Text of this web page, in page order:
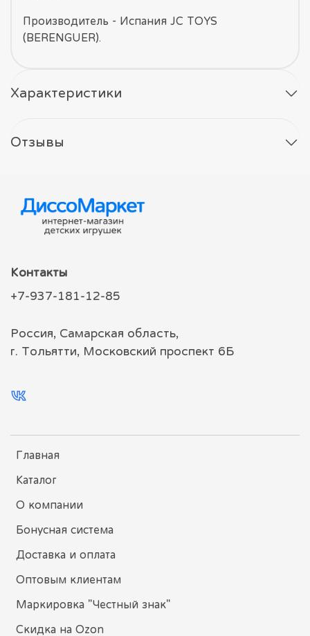
Производитель - Испания JC TOYS
(BERENGUER).
Характеристики
Отзывы
Главная
Каталог
О компании
Бонусная система
Доставка и оплата
Оптовым клиентам
Маркировка "Честный знак"
Скидка на Ozon
Контакты
+7-937-181-12-85
Россия, Самарская область,
г. Тольятти, Московский проспект 6Б